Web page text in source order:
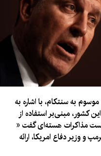
به سنتکام، با اشاره به
کشور، مبنی‌بر استفاده از
مذاکرات هسته‌ای گفت «
و وزیر دفاع امریکا، ارائه